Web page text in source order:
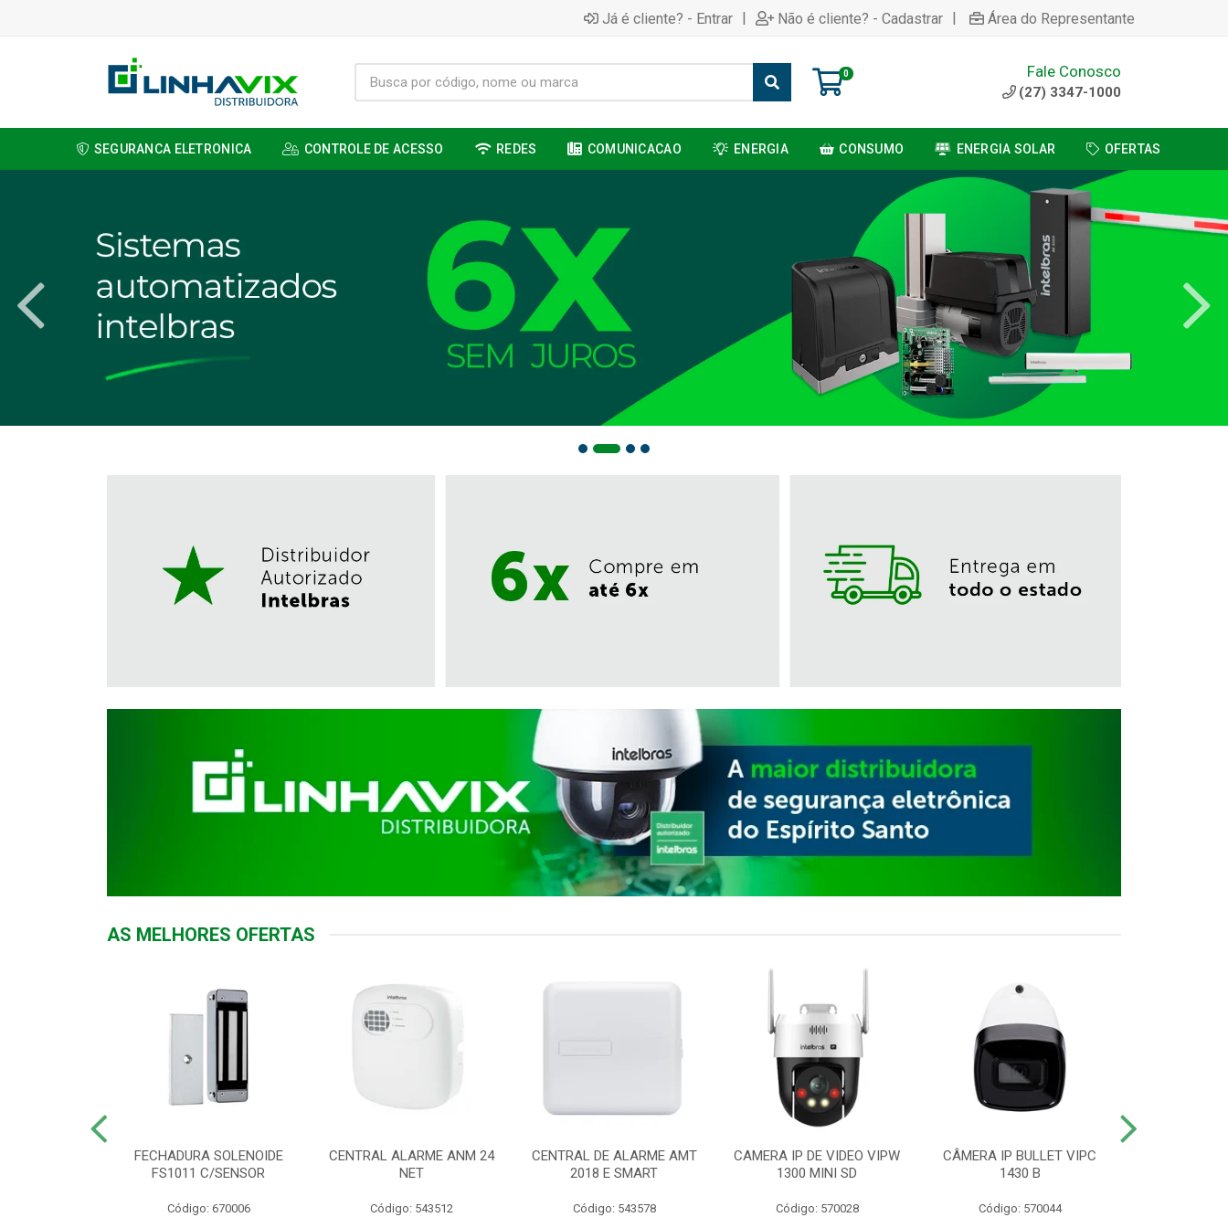
Já é cliente? - Entrar | Não é cliente? - Cadastrar | Área do Representante
0 Fale Conosco
(27) 3347-1000
SEGURANCA ELETRONICA CONTROLE DE ACESSO REDES COMUNICACAO ENERGIA CONSUMO ENERGIA SOLAR OFERTAS
AS MELHORES OFERTAS
FECHADURA SOLENOIDE
FS1011 C/SENSOR
Código: 670006
CENTRAL ALARME ANM 24
NET
Código: 543512
CENTRAL DE ALARME AMT
2018 E SMART
Código: 543578
CAMERA IP DE VIDEO VIPW
1300 MINI SD
Código: 570028
CÂMERA IP BULLET VIPC
1430 B
Código: 570044